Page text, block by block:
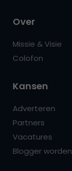
Over
Missie & Visie
Colofon
Kansen
Adverteren
Partners
Vacatures
Blogger worden